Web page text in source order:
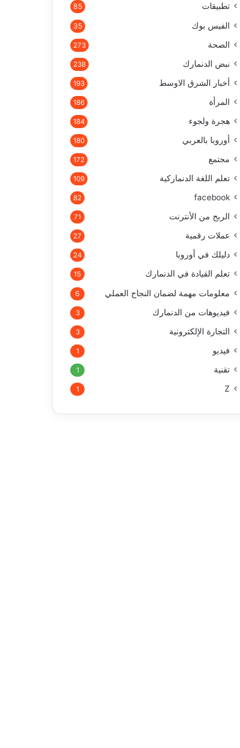
تطبيقات 85
الفيس بوك 35
الصحة 273
نبض الدنمارك 238
أخبار الشرق الاوسط 193
المرأة 186
هجرة ولجوء 184
أوروبا بالعربي 180
مجتمع 172
تعلم اللغة الدنماركية 109
facebook
82
الربح من الأنترنت 71
عملات رقمية 27
دليلك في أوروبا 24
تعلم القيادة في الدنمارك 15
معلومات مهمة لضمان النجاح العملي 6
فيديوهات من الدنمارك 3
التجارة الإلكترونية 3
فيديو 1
تقنية 1
Z
1